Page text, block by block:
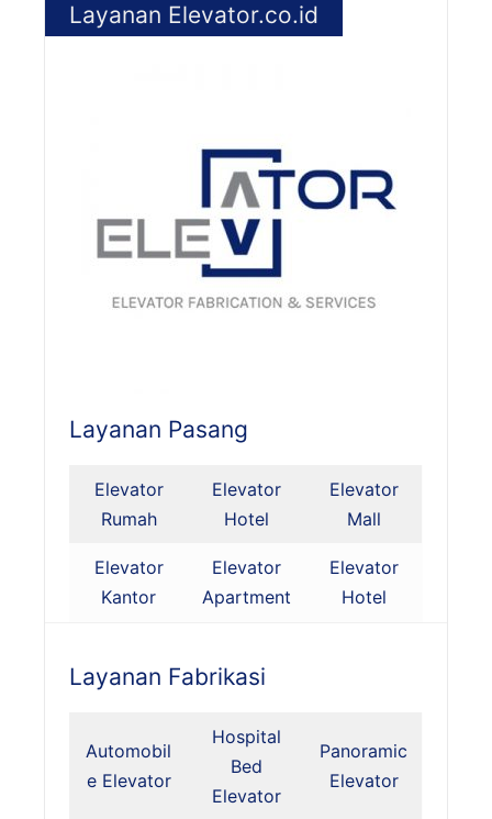
Layanan Elevator.co.id
Layanan Pasang
Elevator
Rumah
Elevator
Hotel
Elevator
Mall
Elevator
Kantor
Elevator
Apartment
Elevator
Hotel
Layanan Fabrikasi
Automobil
e Elevator
Hospital
Bed
Elevator
Panoramic
Elevator